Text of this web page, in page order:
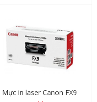
Mực in laser Canon FX9